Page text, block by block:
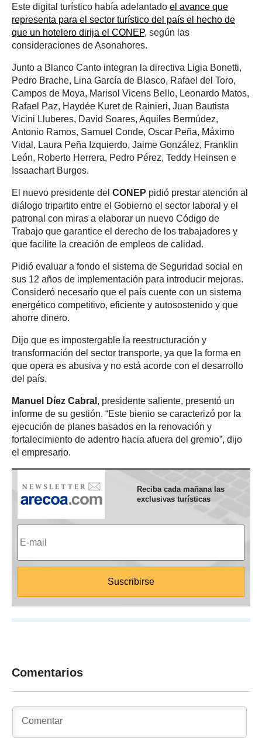
Este digital turístico había adelantado el avance que
representa para el sector turístico del país el hecho de
que un hotelero dirija el CONEP, según las
consideraciones de Asonahores.
Junto a Blanco Canto integran la directiva Ligia Bonetti,
Pedro Brache, Lina García de Blasco, Rafael del Toro,
Campos de Moya, Marisol Vicens Bello, Leonardo Matos,
Rafael Paz, Haydée Kuret de Rainieri, Juan Bautista
Vicini Lluberes, David Soares, Aquiles Bermúdez,
Antonio Ramos, Samuel Conde, Oscar Peña, Máximo
Vidal, Laura Peña Izquierdo, Jaime González, Franklin
León, Roberto Herrera, Pedro Pérez, Teddy Heinsen e
Issaachart Burgos.
El nuevo presidente del CONEP pidió prestar atención al
diálogo tripartito entre el Gobierno el sector laboral y el
patronal con miras a elaborar un nuevo Código de
Trabajo que garantice el derecho de los trabajadores y
que facilite la creación de empleos de calidad.
Pidió evaluar a fondo el sistema de Seguridad social en
sus 12 años de implementación para introducir mejoras.
Consideró necesario que el país cuente con un sistema
energético competitivo, eficiente y autosostenido y que
ahorre dinero.
Dijo que es impostergable la reestructuración y
transformación del sector transporte, ya que la forma en
que opera es abusiva y no está acorde con el desarrollo
del país.
Manuel Díez Cabral , presidente saliente, presentó un
informe de su gestión. “Este bienio se caracterizó por la
ejecución de planes basados en la renovación y
fortalecimiento de adentro hacia afuera del gremio”, dijo
el empresario.
Reciba cada mañana las
exclusivas turísticas
Comentarios